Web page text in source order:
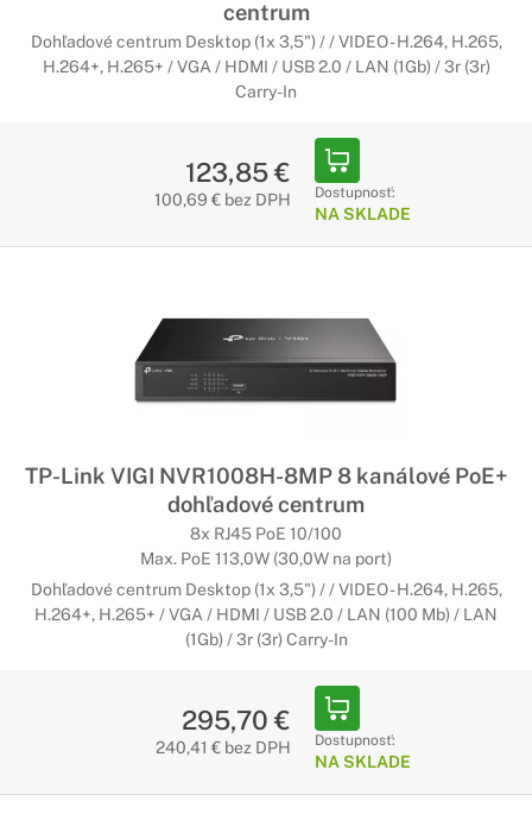
centrum
Dohľadové centrum Desktop (1x 3,5") / / VIDEO - H.264, H.265,
H.264+, H.265+ / VGA / HDMI / USB 2.0 / LAN (1Gb) / 3r (3r)
Carry-In
123,85 €
100,69 € bez DPH Dostupnosť:
NA SKLADE
TP-Link VIGI NVR1008H-8MP 8 kanálové PoE+
dohľadové centrum
8x RJ45 PoE 10/100
Max. PoE 113,0W (30,0W na port)
Dohľadové centrum Desktop (1x 3,5") / / VIDEO - H.264, H.265,
H.264+, H.265+ / VGA / HDMI / USB 2.0 / LAN (100 Mb) / LAN
(1Gb) / 3r (3r) Carry-In
295,70 €
240,41 € bez DPH Dostupnosť:
NA SKLADE